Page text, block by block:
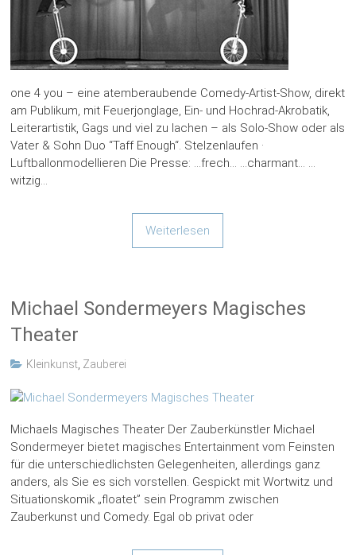
one 4 you – eine atemberaubende Comedy-Artist-Show, direkt
am Publikum, mit Feuerjonglage, Ein- und Hochrad-Akrobatik,
Leiterartistik, Gags und viel zu lachen – als Solo-Show oder als
Vater & Sohn Duo “Taff Enough“. Stelzenlaufen ·
Luftballonmodellieren Die Presse: …frech… …charmant… …
witzig…
Weiterlesen
Michael Sondermeyers Magisches
Theater
Kleinkunst Zauberei
Michaels Magisches Theater Der Zauberkünstler Michael
Sondermeyer bietet magisches Entertainment vom Feinsten
für die unterschiedlichsten Gelegenheiten, allerdings ganz
anders, als Sie es sich vorstellen. Gespickt mit Wortwitz und
Situationskomik „floatet” sein Programm zwischen
Zauberkunst und Comedy. Egal ob privat oder